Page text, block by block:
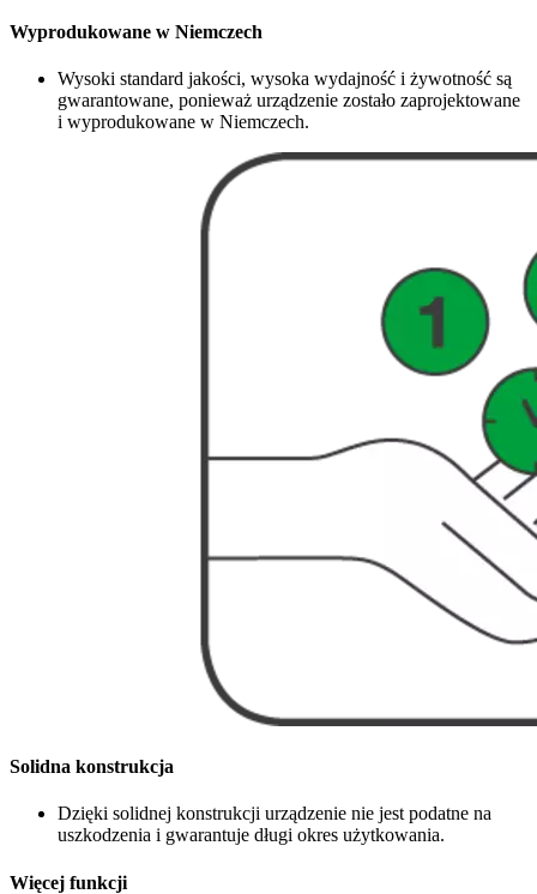
Wyprodukowane w Niemczech
Wysoki standard jakości, wysoka wydajność i żywotność są
gwarantowane, ponieważ urządzenie zostało zaprojektowane
i wyprodukowane w Niemczech.
Solidna konstrukcja
Dzięki solidnej konstrukcji urządzenie nie jest podatne na
uszkodzenia i gwarantuje długi okres użytkowania.
Więcej funkcji